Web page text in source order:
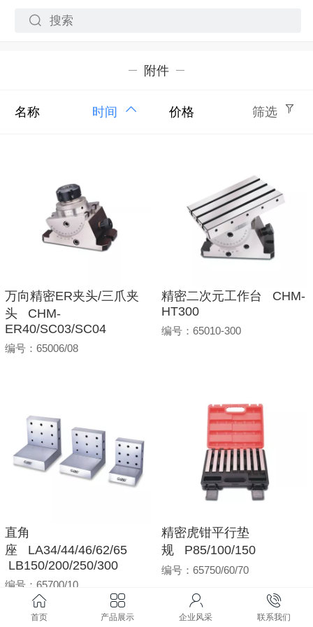
附件
名称 时间 价格 筛选
万向精密ER夹头/三爪夹
头 CHM-
ER40/SC03/SC04
编号：65006/08
精密二次元工作台 CHM-
HT300
编号：65010-300
直角
座 LA34/44/46/62/65
LB150/200/250/300
编号：65700/10
精密虎钳平行垫
规 P85/100/150
编号：65750/60/70
首页 产品展示 企业风采 联系我们